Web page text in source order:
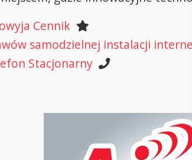
Cennik
samodzielnej instalacji
Stacjonarny